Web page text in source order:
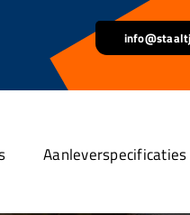
Aanleverspecificaties